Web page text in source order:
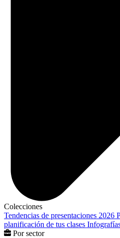
Colecciones
Tendencias de presentaciones 2026
planificación de tus clases
Por sector